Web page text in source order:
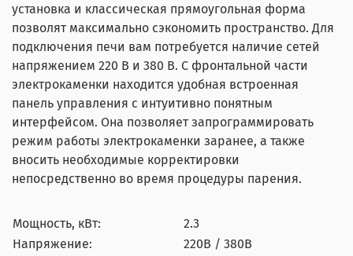
установка и классическая прямоугольная форма
позволят максимально сэкономить пространство. Для
подключения печи вам потребуется наличие сетей
напряжением 220 В и 380 В. С фронтальной части
электрокаменки находится удобная встроенная
панель управления с интуитивно понятным
интерфейсом. Она позволяет запрограммировать
режим работы электрокаменки заранее, а также
вносить необходимые корректировки
непосредственно во время процедуры парения.
Мощность, кВт:
2.3
Напряжение:
220В / 380В